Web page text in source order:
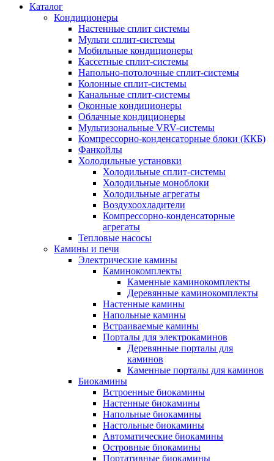
Каталог
Кондиционеры
Настенные сплит системы
Мульти сплит-системы
Мобильные кондиционеры
Кассетные сплит-системы
Напольно-потолочные сплит-системы
Колонные сплит-системы
Канальные сплит-системы
Оконные кондиционеры
Облачные кондиционеры
Мультизональные VRV-системы
Компрессорно-конденсаторные блоки (ККБ)
Фанкойлы
Холодильные установки
Холодильные сплит-системы
Холодильные моноблоки
Холодильные агрегаты
Воздухоохладители
Компрессорно-конденсаторные
агрегаты
Тепловые насосы
Камины и печи
Электрические камины
Каминокомплекты
Каменные каминокомплекты
Деревянные каминокомплекты
Настенные камины
Напольные камины
Встраиваемые камины
Порталы для электрокаминов
Деревянные порталы для
каминов
Каменные порталы для каминов
Биокамины
Встроенные биокамины
Настенные биокамины
Напольные биокамины
Настольные биокамины
Автоматические биокамины
Островные биокамины
Портативные биокамины